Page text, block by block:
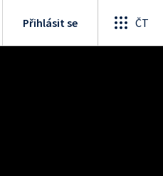
Přihlásit se ČT